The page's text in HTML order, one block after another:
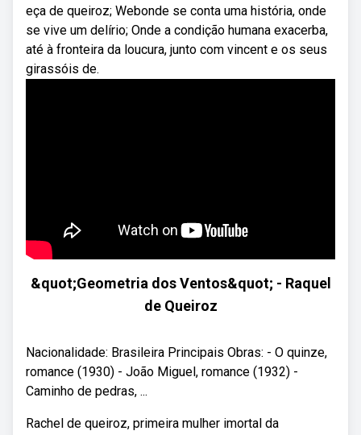
eça de queiroz; Webonde se conta uma história, onde
se vive um delírio; Onde a condição humana exacerba,
até à fronteira da loucura, junto com vincent e os seus
girassóis de.
&quot;Geometria dos Ventos&quot; - Raquel
de Queiroz
Nacionalidade: Brasileira Principais Obras: - O quinze,
romance (1930) - João Miguel, romance (1932) -
Caminho de pedras, ...
Rachel de queiroz, primeira mulher imortal da